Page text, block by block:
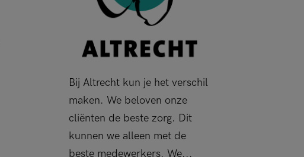
Bij Altrecht kun je het verschil
maken. We beloven onze
cliënten de beste zorg. Dit
kunnen we alleen met de
beste medewerkers. We...